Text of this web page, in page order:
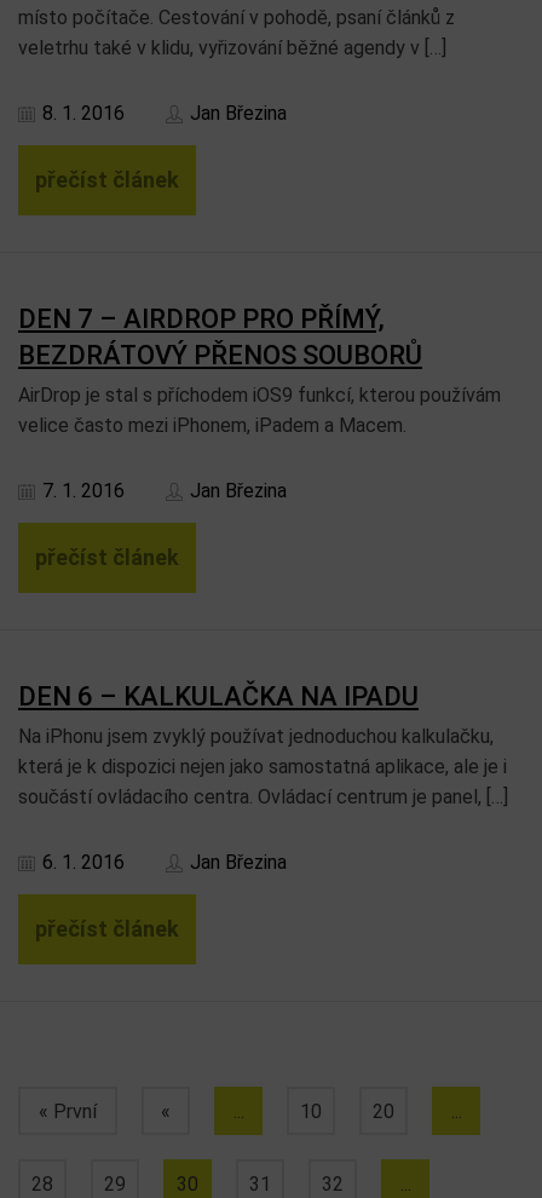
místo počítače. Cestování v pohodě, psaní článků z
veletrhu také v klidu, vyřizování běžné agendy v […]
8. 1. 2016 Jan Březina
přečíst článek
DEN 7 – AIRDROP PRO PŘÍMÝ,
BEZDRÁTOVÝ PŘENOS SOUBORŮ
AirDrop je stal s příchodem iOS9 funkcí, kterou používám
velice často mezi iPhonem, iPadem a Macem.
7. 1. 2016 Jan Březina
přečíst článek
DEN 6 – KALKULAČKA NA IPADU
Na iPhonu jsem zvyklý používat jednoduchou kalkulačku,
která je k dispozici nejen jako samostatná aplikace, ale je i
součástí ovládacího centra. Ovládací centrum je panel, […]
6. 1. 2016 Jan Březina
přečíst článek
« První « ... 10 20 ...
28 29 30 31 32 ...